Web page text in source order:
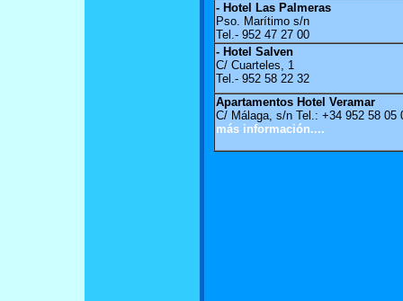
- Hotel Las Palmeras
Pso. Marítimo s/n
Tel.- 952 47 27 00
- Hotel Salven
C/ Cuarteles, 1
Tel.- 952 58 22 32
Apartamentos Hotel Veramar
C/ Málaga, s/n Tel.: +34 952 58 05
más información....